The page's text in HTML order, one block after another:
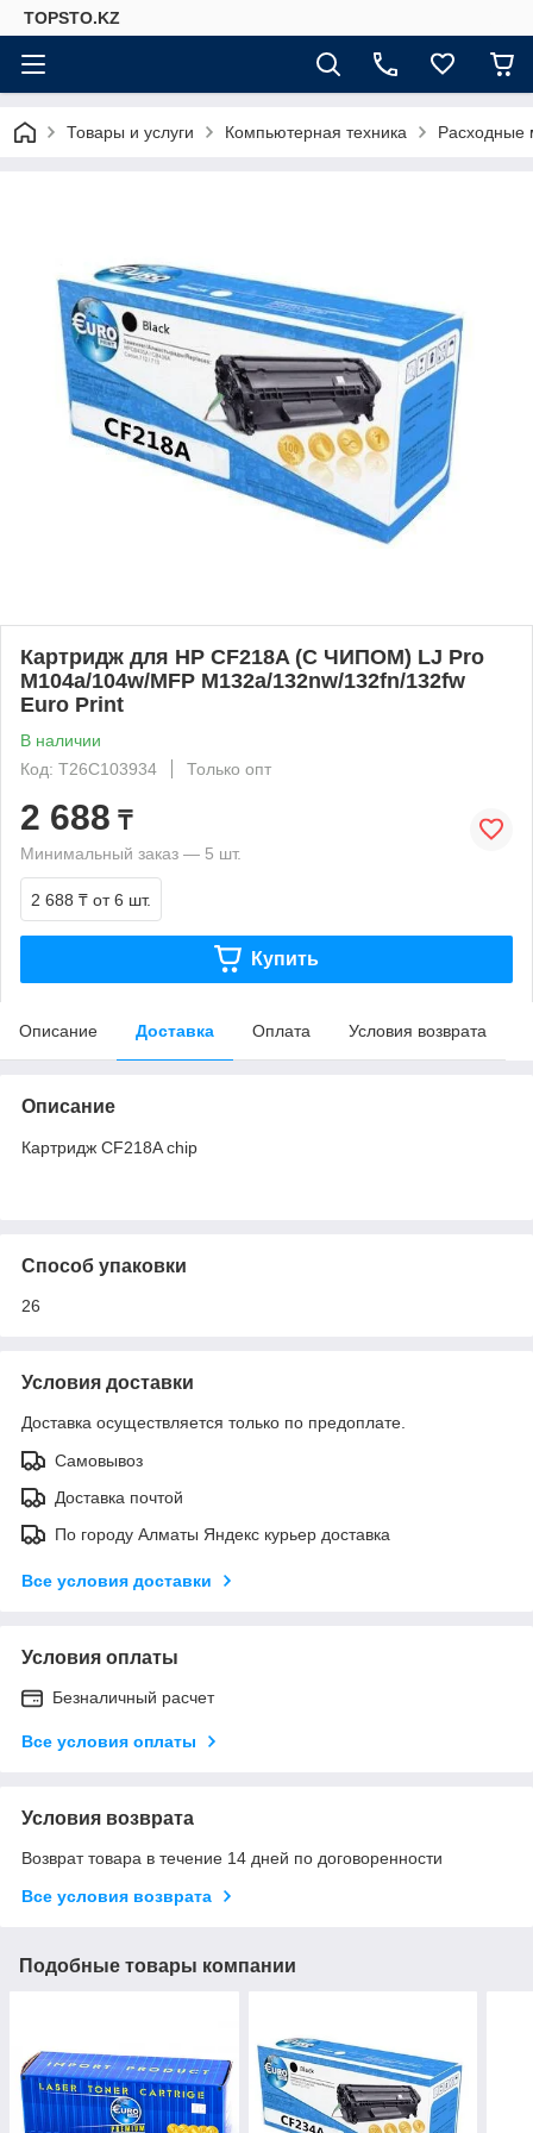
TOPSTO.KZ
Товары и услуги Компьютерная техника Расходные
Картридж для HP CF218A (С ЧИПОМ) LJ Pro
M104a/104w/MFP M132a/132nw/132fn/132fw
Euro Print
В наличии
Код: T26C103934
Только опт
2 688 ₸
Минимальный заказ — 5 шт.
2 688 ₸ от 6 шт.
Купить
Описание Доставка Оплата Условия возврата
Описание
Картридж CF218A chip
Способ упаковки
26
Условия доставки
Доставка осуществляется только по предоплате.
Самовывоз
Доставка почтой
По городу Алматы Яндекс курьер доставка
Все условия доставки
Условия оплаты
Безналичный расчет
Все условия оплаты
Условия возврата
Возврат товара в течение 14 дней по договоренности
Все условия возврата
Подобные товары компании